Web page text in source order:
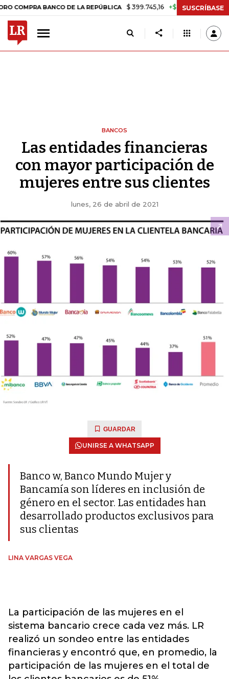
BANCO DE LA REPÚBLICA $ 399.745,16 +$ 2.295,71 +0,58%
SUSCRÍBASE
BANCOS
Las entidades financieras
con mayor participación de
mujeres entre sus clientes
lunes, 26 de abril de 2021
GUARDAR
UNIRSE A WHATSAPP
Banco w, Banco Mundo Mujer y
Bancamía son líderes en inclusión de
género en el sector. Las entidades han
desarrollado productos exclusivos para
sus clientas
LINA VARGAS VEGA
La participación de las mujeres en el
sistema bancario crece cada vez más. LR
realizó un sondeo entre las entidades
financieras y encontró que, en promedio, la
participación de las mujeres en el total de